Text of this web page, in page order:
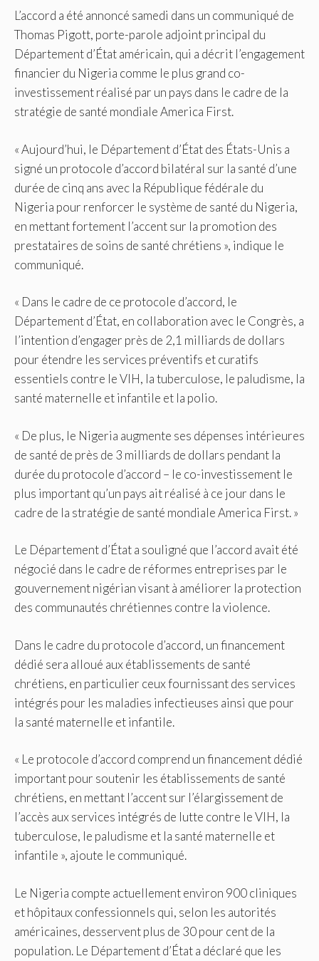
L’accord a été annoncé samedi dans un communiqué de
Thomas Pigott, porte-parole adjoint principal du
Département d’État américain, qui a décrit l’engagement
financier du Nigeria comme le plus grand co-
investissement réalisé par un pays dans le cadre de la
stratégie de santé mondiale America First.
« Aujourd’hui, le Département d’État des États-Unis a
signé un protocole d’accord bilatéral sur la santé d’une
durée de cinq ans avec la République fédérale du
Nigeria pour renforcer le système de santé du Nigeria,
en mettant fortement l’accent sur la promotion des
prestataires de soins de santé chrétiens », indique le
communiqué.
« Dans le cadre de ce protocole d’accord, le
Département d’État, en collaboration avec le Congrès, a
l’intention d’engager près de 2,1 milliards de dollars
pour étendre les services préventifs et curatifs
essentiels contre le VIH, la tuberculose, le paludisme, la
santé maternelle et infantile et la polio.
« De plus, le Nigeria augmente ses dépenses intérieures
de santé de près de 3 milliards de dollars pendant la
durée du protocole d’accord – le co-investissement le
plus important qu’un pays ait réalisé à ce jour dans le
cadre de la stratégie de santé mondiale America First. »
Le Département d’État a souligné que l’accord avait été
négocié dans le cadre de réformes entreprises par le
gouvernement nigérian visant à améliorer la protection
des communautés chrétiennes contre la violence.
Dans le cadre du protocole d’accord, un financement
dédié sera alloué aux établissements de santé
chrétiens, en particulier ceux fournissant des services
intégrés pour les maladies infectieuses ainsi que pour
la santé maternelle et infantile.
« Le protocole d’accord comprend un financement dédié
important pour soutenir les établissements de santé
chrétiens, en mettant l’accent sur l’élargissement de
l’accès aux services intégrés de lutte contre le VIH, la
tuberculose, le paludisme et la santé maternelle et
infantile », ajoute le communiqué.
Le Nigeria compte actuellement environ 900 cliniques
et hôpitaux confessionnels qui, selon les autorités
américaines, desservent plus de 30 pour cent de la
population. Le Département d’État a déclaré que les